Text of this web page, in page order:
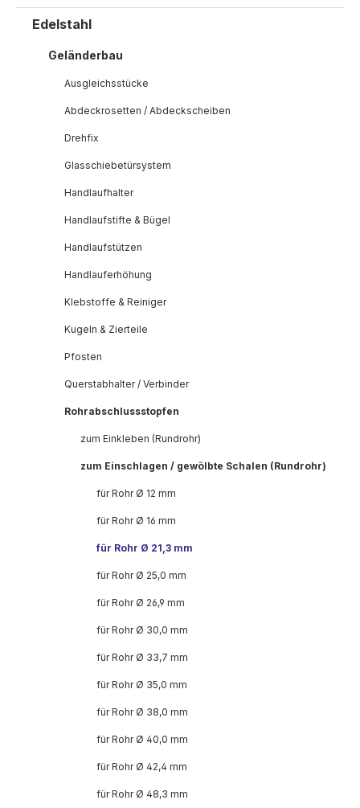
Edelstahl
Geländerbau
Ausgleichsstücke
Abdeckrosetten / Abdeckscheiben
Drehfix
Glasschiebetürsystem
Handlaufhalter
Handlaufstifte & Bügel
Handlaufstützen
Handlauferhöhung
Klebstoffe & Reiniger
Kugeln & Zierteile
Pfosten
Querstabhalter / Verbinder
Rohrabschlussstopfen
zum Einkleben (Rundrohr)
zum Einschlagen / gewölbte Schalen (Rundrohr)
für Rohr Ø 12 mm
für Rohr Ø 16 mm
für Rohr Ø 21,3 mm
für Rohr Ø 25,0 mm
für Rohr Ø 26,9 mm
für Rohr Ø 30,0 mm
für Rohr Ø 33,7 mm
für Rohr Ø 35,0 mm
für Rohr Ø 38,0 mm
für Rohr Ø 40,0 mm
für Rohr Ø 42,4 mm
für Rohr Ø 48,3 mm